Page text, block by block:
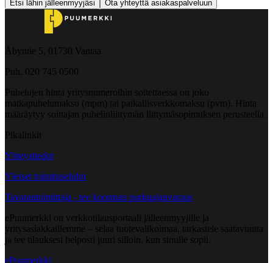
Etsi lähin jälleenmyyjäsi Ota yhteyttä asiakaspalveluun
Åbyntie 5, 01730 Vantaa
Puh. 020 745 0500
Puhelujen hinta yritysnumeroihin soitettaessa on joko
matkapuhelumaksu (mpm) tai paikallisverkkomaksu (pvm). Hinta
määräytyy soittajan puhelinliittymän liittymäsopimuksen perusteella.
Pikalinkit
Yhteystiedot
Yleiset toimitusehdot
Tavarantoimittaja - tee kuorman purkuajanvaraus
ePuumerkki on verkkotilausportaali jälleenmyyjille ja
yritysasiakkaillemme – selaa tuotevalikoimaa, tarkastele saatavuutta
ja tee tilauksesi helposti juuri silloin, kun sinulle sopii.
ePuumerkki